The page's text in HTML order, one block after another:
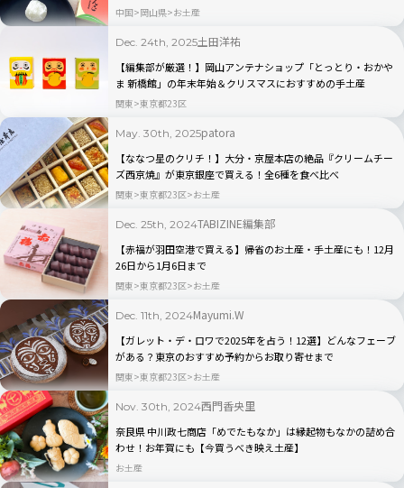
中国 岡山県 お土産
Dec. 24th, 2025土田洋祐
【編集部が厳選！】岡山アンテナショップ「とっとり・おかや
ま 新橋館」の年末年始＆クリスマスにおすすめの手土産
関東 東京都23区
May. 30th, 2025patora
【ななつ星のクリチ！】大分・京屋本店の絶品『クリームチー
ズ西京焼』が東京銀座で買える！全6種を食べ比べ
関東 東京都23区 お土産
Dec. 25th, 2024TABIZINE編集部
【赤福が羽田空港で買える】帰省のお土産・手土産にも！12月
26日から1月6日まで
関東 東京都23区 お土産
Dec. 11th, 2024Mayumi.W
【ガレット・デ・ロワで2025年を占う！12選】どんなフェーブ
がある？東京のおすすめ予約からお取り寄せまで
関東 東京都23区 お土産
Nov. 30th, 2024西門香央里
奈良県 中川政七商店「めでたもなか」は縁起物もなかの詰め合
わせ！お年賀にも【今買うべき映え土産】
お土産